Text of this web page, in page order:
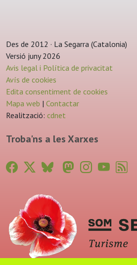
Des de 2012 · La Segarra (Catalonia)
Versió juny 2026
Avis legal i Política de privacitat
Avís de cookies
Edita consentiment de cookies
Mapa web | Contactar
Realització: cdnet
Troba'ns a les Xarxes